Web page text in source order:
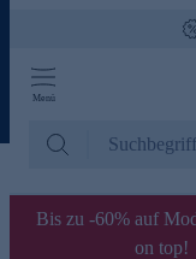
Menü
Bis zu -60% auf
on top!